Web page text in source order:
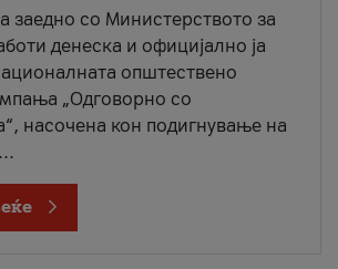
заедно со Министерството за
денеска и официјално ја
општествено
„Одговорно со
насочена кон подигнување на